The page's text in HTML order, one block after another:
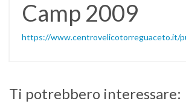
Camp 2009
https://www.centrovelicotorreguaceto.it/
Ti potrebbero interessare: